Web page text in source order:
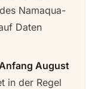
Namaqua-
Daten
August
in der Regel